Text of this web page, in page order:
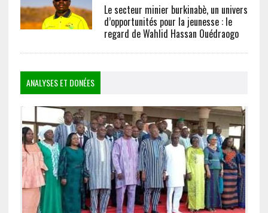
Le secteur minier burkinabè, un univers
d’opportunités pour la jeunesse : le
regard de Wahlid Hassan Ouédraogo
ANALYSES ET DONÉES